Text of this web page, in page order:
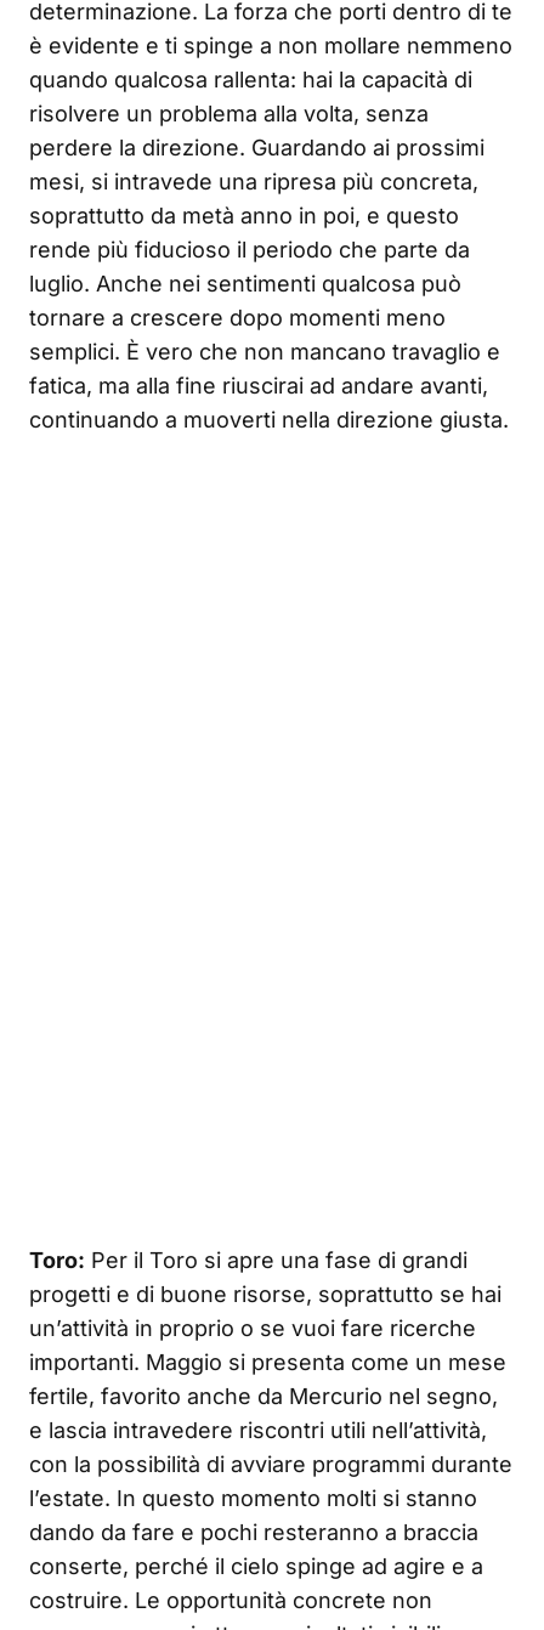
determinazione. La forza che porti dentro di te
è evidente e ti spinge a non mollare nemmeno
quando qualcosa rallenta: hai la capacità di
risolvere un problema alla volta, senza
perdere la direzione. Guardando ai prossimi
mesi, si intravede una ripresa più concreta,
soprattutto da metà anno in poi, e questo
rende più fiducioso il periodo che parte da
luglio. Anche nei sentimenti qualcosa può
tornare a crescere dopo momenti meno
semplici. È vero che non mancano travaglio e
fatica, ma alla fine riuscirai ad andare avanti,
continuando a muoverti nella direzione giusta.
Toro: Per il Toro si apre una fase di grandi
progetti e di buone risorse, soprattutto se hai
un’attività in proprio o se vuoi fare ricerche
importanti. Maggio si presenta come un mese
fertile, favorito anche da Mercurio nel segno,
e lascia intravedere riscontri utili nell’attività,
con la possibilità di avviare programmi durante
l’estate. In questo momento molti si stanno
dando da fare e pochi resteranno a braccia
conserte, perché il cielo spinge ad agire e a
costruire. Le opportunità concrete non